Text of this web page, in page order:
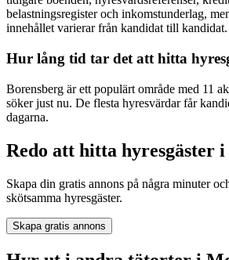
belastningsregister och inkomstunderlag,
innehållet varierar från kandidat till kandidat.
Hur lång tid tar det att hitta
Borensberg är ett populärt område med 11
söker just nu. De flesta hyresvärdar får
dagarna.
Redo att hitta hyresgäster i
Skapa din gratis annons på några minuter
skötsamma hyresgäster.
Skapa gratis annons